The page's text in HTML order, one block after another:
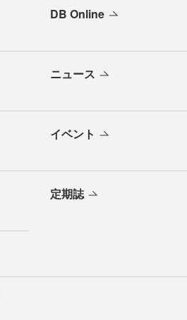
DB Online
ニュース
イベント
定期誌